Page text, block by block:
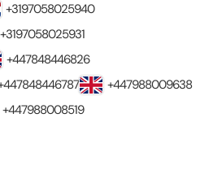
+3197058025940
+3197058025931
+447848446826
+447988009638
+447988008519